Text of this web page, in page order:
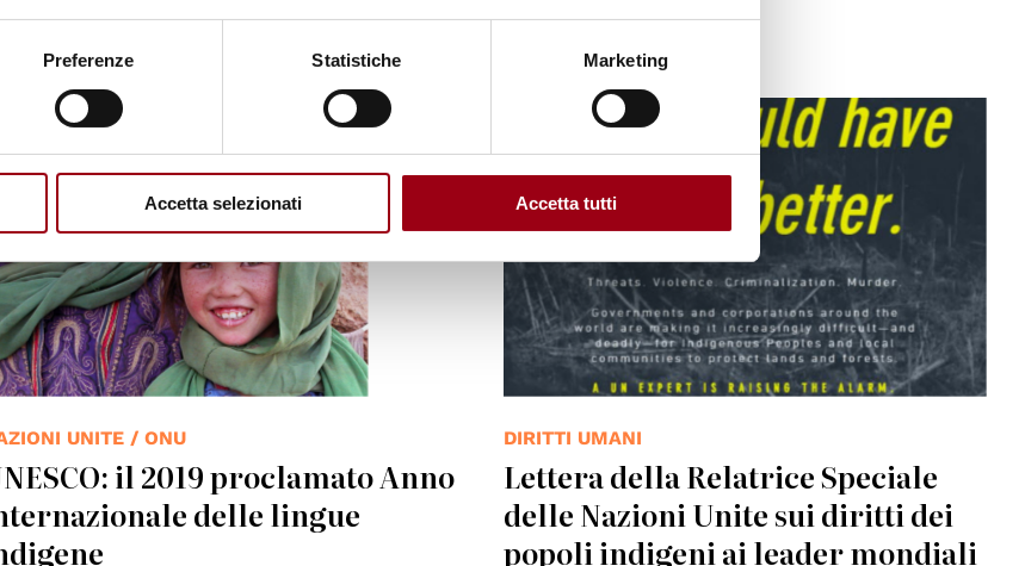
Preferenze Statistiche Marketing
Accetta selezionati Accetta tutti
UNITE / ONU
il 2019 proclamato Anno
delle lingue
DIRITTI UMANI
Lettera della Relatrice Speciale
delle Nazioni Unite sui diritti dei
popoli indigeni ai leader mondiali